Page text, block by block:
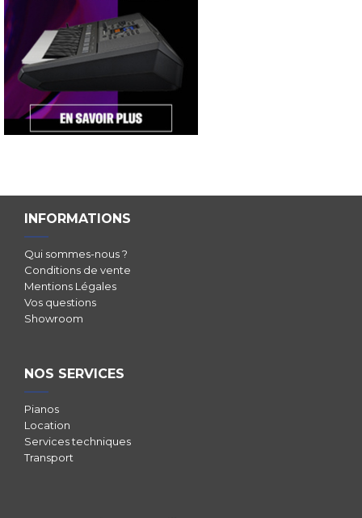
INFORMATIONS
Qui sommes-nous ?
Conditions de vente
Mentions Légales
Vos questions
Showroom
NOS SERVICES
Pianos
Location
Services techniques
Transport